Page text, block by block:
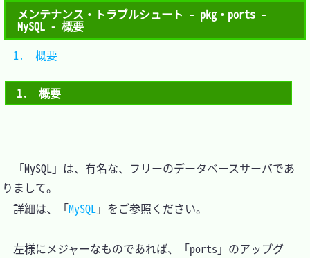
メンテナンス・トラブルシュート - pkg・ports -
MySQL - 概要
1.　概要
「MySQL」は、有名な、フリーのデータベースサーバであ
りまして。
詳細は、「MySQL」をご参照ください。
左様にメジャーなものであれば、「ports」のアップグ